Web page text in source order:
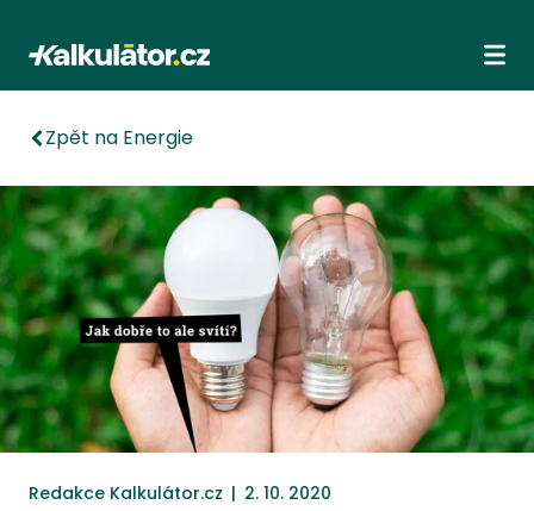
Kalkulátor.cz
Zpět na Energie
Redakce Kalkulátor.cz | 2. 10. 2020